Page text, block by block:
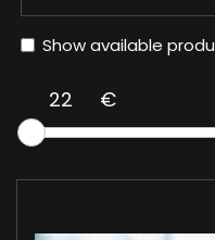
Show available
€